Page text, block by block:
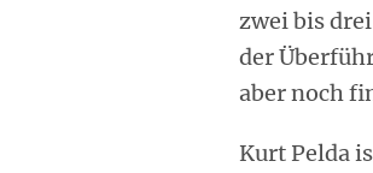
zwei bis
der
aber noch
Kurt Pelda